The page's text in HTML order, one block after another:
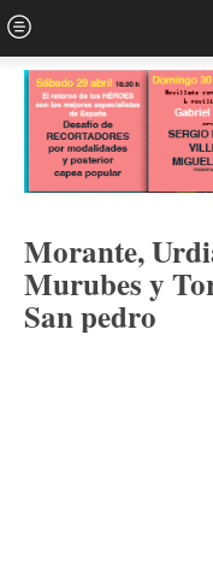
Morante,
Murubes y
San pedro